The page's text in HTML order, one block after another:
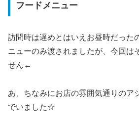
フードメニュー
訪問時は遅めとはいえお昼時だった
ニューのみ渡されましたが、今回は
せん←
あ、ちなみにお店の雰囲気通りのア
でいました☆